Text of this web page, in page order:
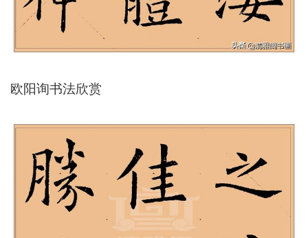
欧阳询书法欣赏